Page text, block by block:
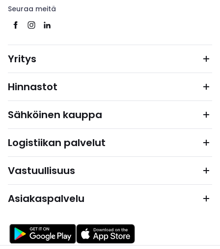
Seuraa meitä
Yritys
Hinnastot
Sähköinen kauppa
Logistiikan palvelut
Vastuullisuus
Asiakaspalvelu